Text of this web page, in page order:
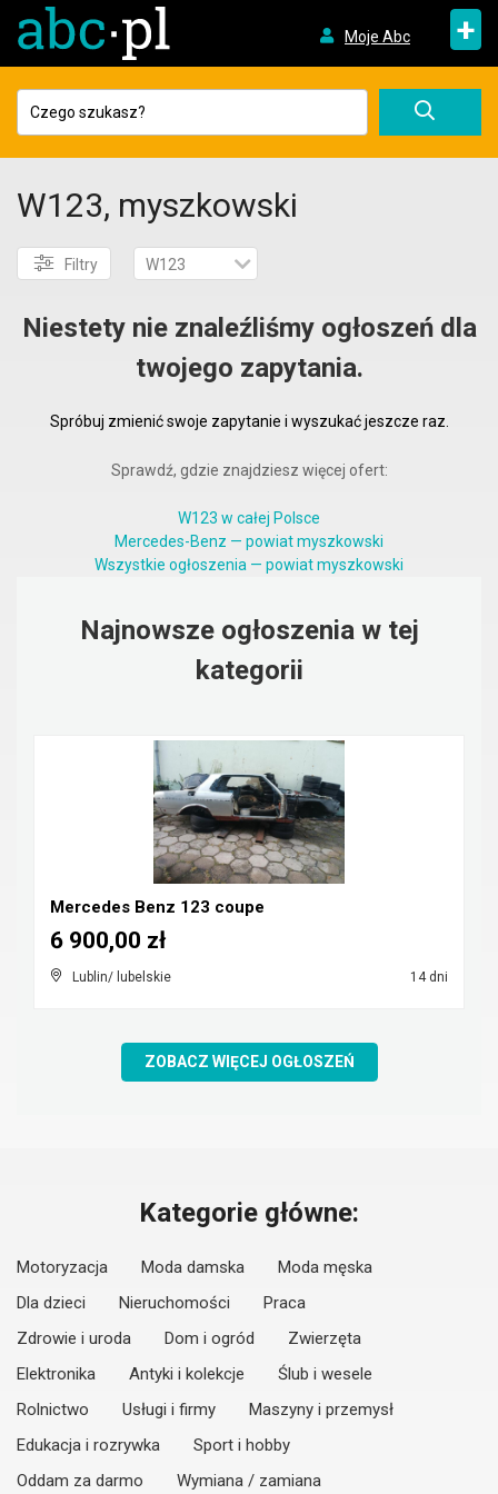
Moje Abc +
W123, myszkowski
Filtry W123
Niestety nie znaleźliśmy ogłoszeń dla
twojego zapytania.
Spróbuj zmienić swoje zapytanie i wyszukać jeszcze raz.
Sprawdź, gdzie znajdziesz więcej ofert:
W123 w całej Polsce
Mercedes-Benz — powiat myszkowski
Wszystkie ogłoszenia — powiat myszkowski
Najnowsze ogłoszenia w tej
kategorii
Mercedes Benz 123 coupe
Lublin/ lubelskie 14 dni
6 900,00 zł
ZOBACZ WIĘCEJ OGŁOSZEŃ
Kategorie główne:
Motoryzacja Moda damska
Moda męska
Dla dzieci
Nieruchomości
Praca
Zdrowie i uroda
Dom i ogród
Zwierzęta
Elektronika
Antyki i kolekcje
Ślub i wesele
Rolnictwo
Usługi i firmy
Maszyny i przemysł
Edukacja i rozrywka
Sport i hobby
Oddam za darmo
Wymiana / zamiana